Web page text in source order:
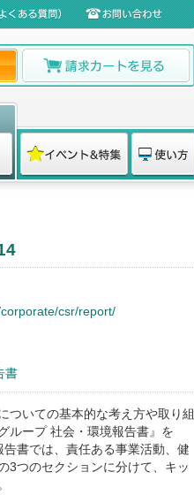
csr/report/
書
ついての基本的な考え方や取り組
ループ 社会・環境報告書』を
書では、責任ある事業活動、健
3つのセクションに分けて、キッ